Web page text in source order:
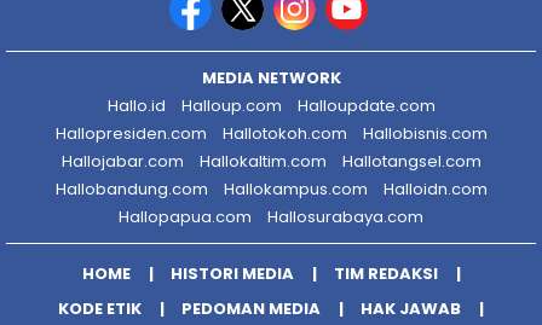
MEDIA NETWORK
Hallo.id
Halloup.com
Halloupdate.com
Hallopresiden.com
Hallotokoh.com
Hallobisnis.com
Hallojabar.com
Hallokaltim.com
Hallotangsel.com
Hallobandung.com
Hallokampus.com
Halloidn.com
Hallopapua.com
Hallosurabaya.com
HOME HISTORI MEDIA
TIM REDAKSI
KODE ETIK
PEDOMAN MEDIA
HAK JAWAB